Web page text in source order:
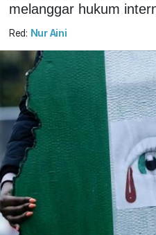
melanggar hukum
Red: Nur Aini